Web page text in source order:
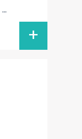
...
+